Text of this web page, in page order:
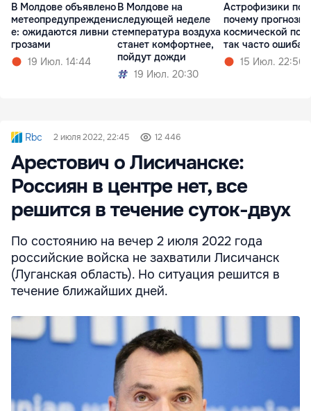
В Молдове объявлено
метеопредупреждени
е: ожидаются ливни с
грозами
19 Июл. 14:44
В Молдове на
следующей неделе
температура воздуха
станет комфортнее,
пойдут дожди
19 Июл. 20:30
Астрофизики
почему прогнозы
космической
так часто
15 Июл. 22:56
Rbc 2 июля 2022, 22:45 12 446
Арестович о Лисичанске:
Россиян в центре нет, все
решится в течение суток-двух
По состоянию на вечер 2 июля 2022 года
российские войска не захватили Лисичанск
(Луганская область). Но ситуация решится в
течение ближайших дней.